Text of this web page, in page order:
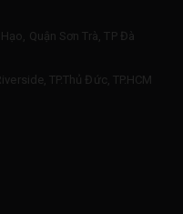
Quận Sơn Trà, TP Đà
TP.Thủ Đức, TP.HCM